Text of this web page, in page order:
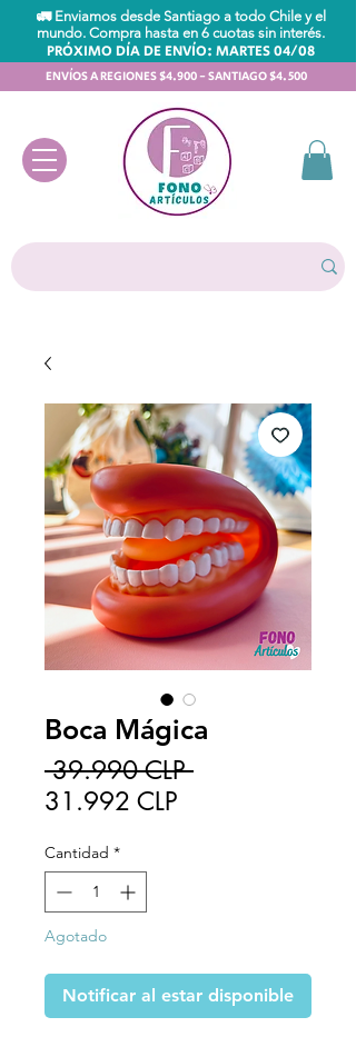
🚛 Enviamos desde Santiago a todo Chile y el
mundo. Compra hasta en 6 cuotas sin interés.
PRÓXIMO DÍA DE ENVÍO: MARTES 04/08
ENVÍOS A REGIONES $4.900 - SANTIAGO $4.500
Boca Mágica
39.990 CLP Precio
31.992 CLP
Cantidad *
Agotado
Notificar al estar disponible